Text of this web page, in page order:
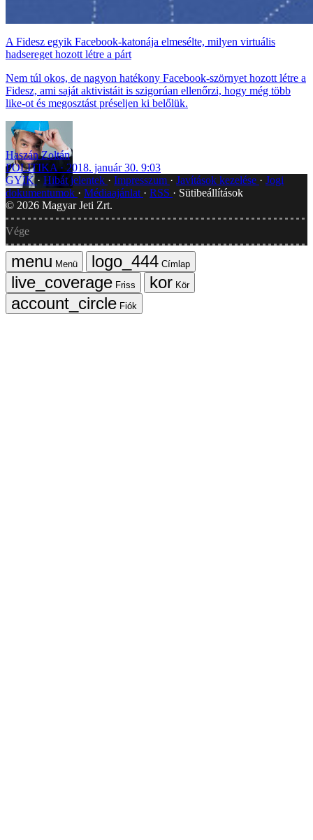
A Fidesz egyik Facebook-katonája elmesélte, milyen virtuális
hadsereget hozott létre a párt
Nem túl okos, de nagyon hatékony Facebook-szörnyet hozott létre a
Fidesz, ami saját aktivistáit is szigorúan ellenőrzi, hogy még több
like-ot és megosztást préseljen ki belőlük.
Haszán Zoltán
POLITIKA
2018. január 30. 9:03
GYIK
Hibát jelentek Impresszum Javítások kezelése
Jogi
dokumentumok
Médiaajánlat RSS
Sütibeállítások
© 2026 Magyar Jeti Zrt.
Vége
Menü
Címlap
Friss
Kör
Fiók